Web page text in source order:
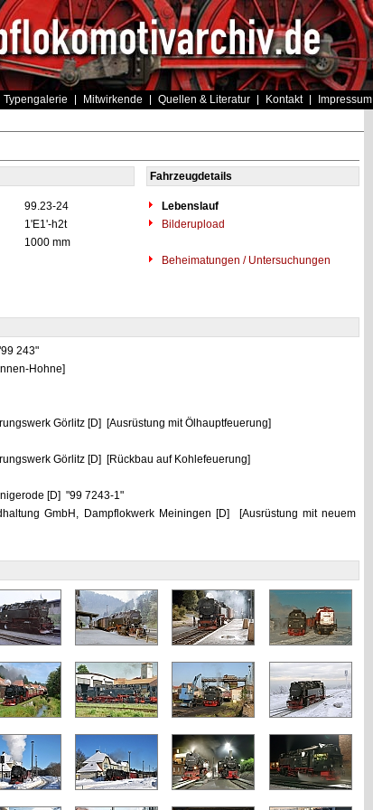
Typengalerie Mitwirkende Quellen & Literatur Kontakt Impressum
Fahrzeugdetails
99.23-24
Lebenslauf
1'E1'-h2t
Bilderupload
1000 mm
Beheimatungen / Untersuchungen
243"
Hohne]
Görlitz [D] [Ausrüstung mit Ölhauptfeuerung]
Görlitz [D] [Rückbau auf Kohlefeuerung]
[D] "99 7243-1"
GmbH, Dampflokwerk Meiningen [D] [Ausrüstung mit neuem